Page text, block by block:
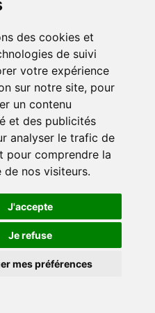
des cookies et
de suivi
votre expérience
sur notre site, pour
un contenu
et des publicités
analyser le trafic de
pour comprendre la
de nos visiteurs.
J'accepte
Je refuse
mes préférences